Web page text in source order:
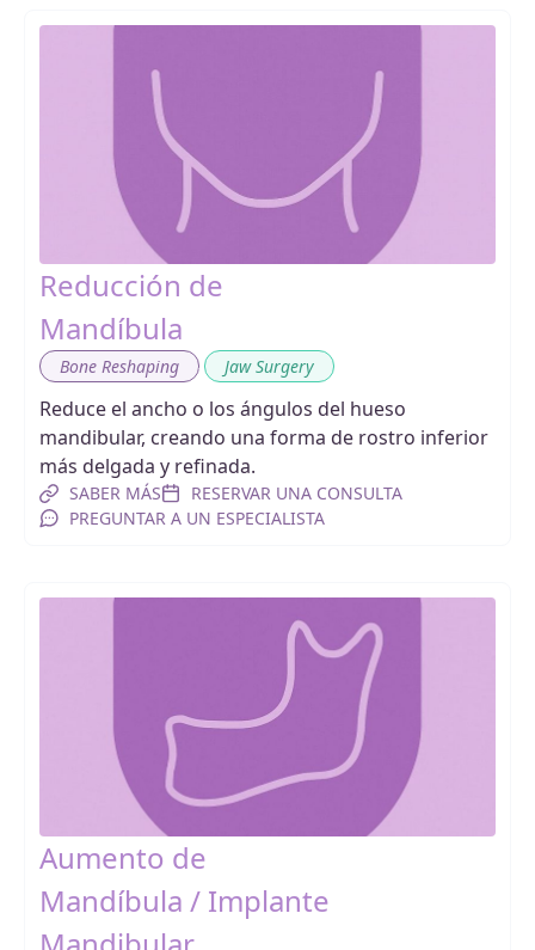
Reducción de
Mandíbula
Bone Reshaping Jaw Surgery
Reduce el ancho o los ángulos del hueso
mandibular, creando una forma de rostro inferior
más delgada y refinada.
SABER MÁS
RESERVAR UNA CONSULTA
PREGUNTAR A UN ESPECIALISTA
Aumento de
Mandíbula / Implante